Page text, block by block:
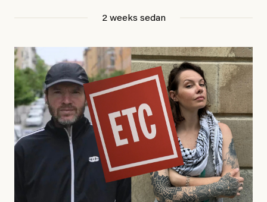
2 weeks sedan